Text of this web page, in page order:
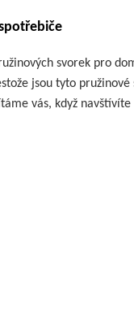
svorek pro
jsou tyto
vás, když